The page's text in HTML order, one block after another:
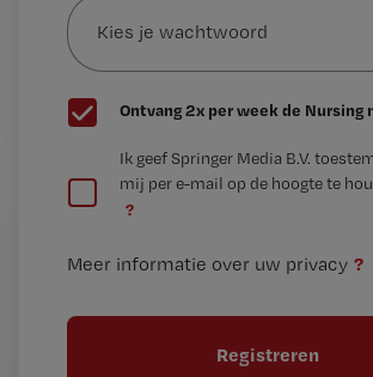
je
wachtwoord
G
e
t
Ontvang 2x per week de Nursing
e
t
Ik geef Springer Media B.V.
mij per e-mail op de hoogte te
?
Meer informatie over uw privacy ?